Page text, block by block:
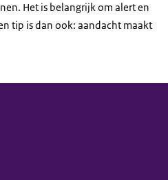
Het is belangrijk om alert en
tip is dan ook: aandacht maakt